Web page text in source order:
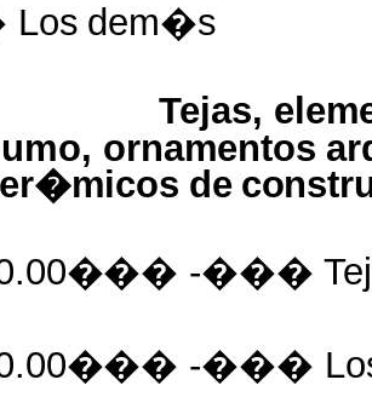
dem�s
Tejas,
ornamentos
de
-���
-���